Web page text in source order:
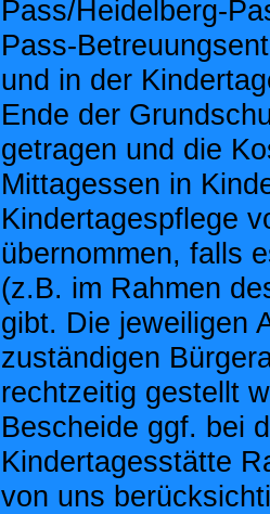
Pass/Heidelberg-
Pass-
und in der
Ende der
getragen und die
Mittagessen in
Kindertagespflege
übernommen, falls
(z.B. im Rahmen
gibt. Die jeweiligen
zuständigen
rechtzeitig gestellt
Bescheide ggf. bei
Kindertagesstätte
von uns